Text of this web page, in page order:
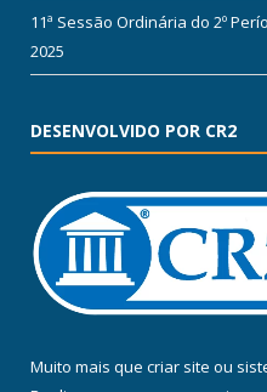
11ª Sessão Ordinária do 2º
2025
DESENVOLVIDO POR CR2
Muito mais que criar site ou